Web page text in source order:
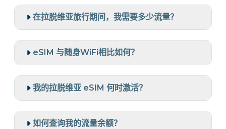
在拉脱维亚旅行期间，我需要多少流量？
eSIM 与随身WiFi相比如何？
我的拉脱维亚 eSIM 何时激活？
如何查询我的流量余额？